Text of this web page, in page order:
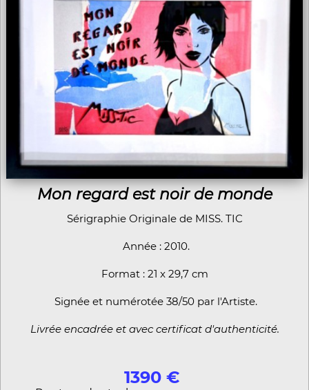
Mon regard est noir de monde
Sérigraphie Originale de MISS. TIC
Année : 2010.
Format : 21 x 29,7 cm
Signée et numérotée 38/50 par l'Artiste.
Livrée encadrée et avec certificat d'authenticité.
1390 €